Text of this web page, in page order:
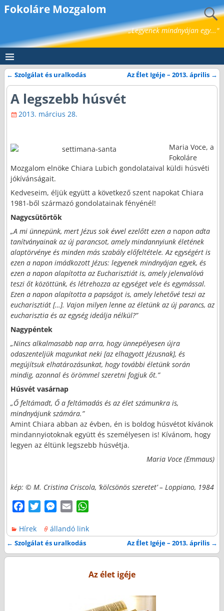
Fokoláre Mozgalom
„Legyenek mindnyájan egy..."
Bejegyzés navigáció
← Szolgálat és uralkodás Az Élet Igéje – 2013. április →
A legszebb húsvét
2013. március 28.
Maria Voce, a
Fokoláre
Mozgalom elnöke Chiara Lubich gondolataival küldi húsvéti
jókívánságait.
Kedveseim, éljük együtt a következő szent napokat Chiara
1981-ből származó gondolatainak fényénél!
Nagycsütörtök
„A mi ünnepünk, mert Jézus sok évvel ezelőtt ezen a napon adta
tanítványainak az új parancsot, amely mindannyiunk életének
alaptörvénye és minden más szabály előfeltétele. Az egységért is
ezen a napon imádkozott Jézus: legyenek mindnyájan egyek, és
ezen a napon alapította az Eucharisztiát is, amely jelenvalóvá
teszi őt közöttünk, és létrehozza az egységet vele és egymással.
Ezen a napon alapította a papságot is, amely lehetővé teszi az
eucharisztiát […]. Vajon milyen lenne az életünk az új parancs, az
eucharisztia és az egység ideálja nélkül?”
Nagypéntek
„Nincs alkalmasabb nap arra, hogy ünnepélyesen újra
odaszenteljük magunkat neki [az elhagyott Jézusnak], és
megújítsuk elhatározásunkat, hogy további életünk során
mindig, azonnal és örömmel szeretni fogjuk őt.”
Húsvét vasárnap
„Ő feltámadt, Ő a feltámadás és az élet számunkra is,
mindnyájunk számára.”
Amint Chiara abban az évben, én is boldog húsvétot kívánok
mindannyiotoknak együtt és személyesen is! Kívánom, hogy
legyen az éltünk legszebb húsvétja.
Maria Voce (Emmaus)
kép: © M. Cristina Criscola, ‘kölcsönös szeretet’ – Loppiano, 1984
c
e
b
t
t
M
s
s
e
a
i
l
a
s
p
Hírek állandó link
Bejegyzés navigáció
← Szolgálat és uralkodás Az Élet Igéje – 2013. április →
Az élet igéje